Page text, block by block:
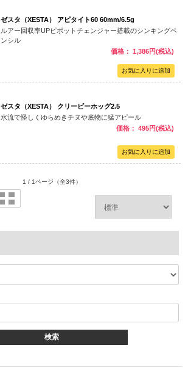
ゼスタ（XESTA） アピタイト60 60mm/6.5g
ルアー回収率UPピポットチェンジャー搭載のシンキングペ
ンシル
価格： 1,386円(税込)
ゼスタ（XESTA） クリーピーホッグ2.5
水流で怪しくゆらめきチヌや底物に猛アピール
価格： 495円(税込)
1 / 1ページ （全3件）